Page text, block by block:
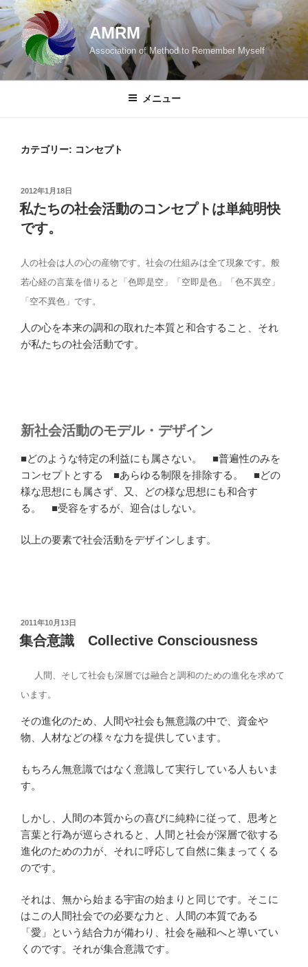
コ
ン
テ
ツ
AMRM
Association of Method to Remember Myself
メニュー
カテゴリー: コンセプト
投
稿
日:
2012年1月18日
私たちの社会活動のコンセプトは単純明快
です。
人の社会は人の心の産物です。社会の仕組みは全て現象です。般
若心経の言葉を借りると「色即是空」「空即是色」「色不異空」
「空不異色」です。
人の心を本来の調和の取れた本質と和合すること、それ
が私たちの社会活動です。
新社会活動のモデル・デザイン
■どのような特定の利益にも属さない。 ■普遍性のみを
コンセプトとする ■あらゆる制限を排除する。 ■どの
様な思想にも属さず、又、どの様な思想にも和合す
る。 ■受容をするが、迎合はしない。
以上の要素で社会活動をデザインします。
投
稿
日:
2011年10月13日
集合意識 Collective Consciousness
人間、そして社会も深層では融合と調和のための進化を求めて
います。
その進化のため、人間や社会も無意識の中で、資金や
物、人材などの様々な力を提供しています。
もちろん無意識ではなく意識して実行している人もいま
す。
しかし、人間の本質からの喜びに純粋に従って、思考と
言葉と行為が巡らされると、人間と社会が深層で欲する
進化のための力が、それに呼応して自然に集まってくる
のです。
それは、無から始まる宇宙の始まりと同じです。そこに
はこの人間社会での必要な力と、人間の本質である
「愛」という結合力が備わり、社会を融和へと導いてい
くのです。それが集合意識です。